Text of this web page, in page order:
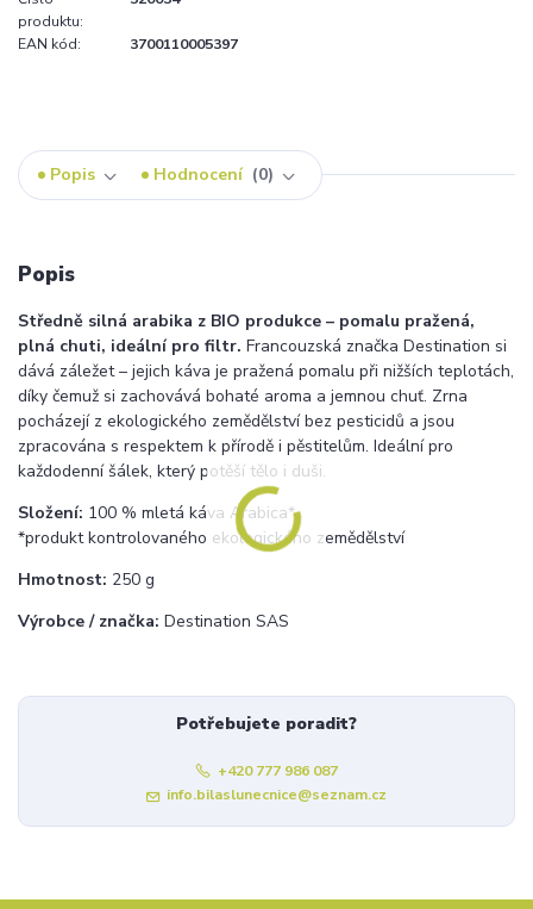
produktu:
EAN kód: 3700110005397
Popis Hodnocení 0
Popis
Středně silná arabika z BIO produkce – pomalu pražená,
plná chuti, ideální pro filtr. Francouzská značka Destination si
dává záležet – jejich káva je pražená pomalu při nižších teplotách,
díky čemuž si zachovává bohaté aroma a jemnou chuť. Zrna
pocházejí z ekologického zemědělství bez pesticidů a jsou
zpracována s respektem k přírodě i pěstitelům. Ideální pro
každodenní šálek, který potěší tělo i duši.
Složení: 100 % mletá káva Arabica*
*produkt kontrolovaného ekologického zemědělství
Hmotnost: 250 g
Výrobce / značka: Destination SAS
Potřebujete poradit?
+420 777 986 087
info.bilaslunecnice@seznam.cz